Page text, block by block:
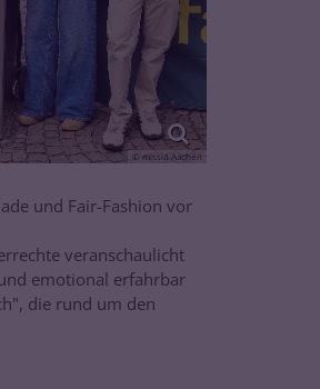
© missio Aachen
und Fair-Fashion vor
veranschaulicht
emotional erfahrbar
die rund um den